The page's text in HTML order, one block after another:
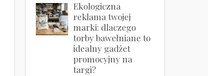
Ekologiczna
reklama twojej
marki: dlaczego
torby bawełniane to
idealny gadżet
promocyjny na
targi?